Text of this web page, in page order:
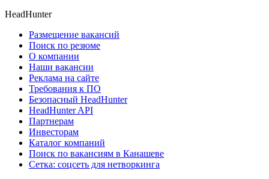
HeadHunter
Размещение вакансий
Поиск по резюме
О компании
Наши вакансии
Реклама на сайте
Требования к ПО
Безопасный HeadHunter
HeadHunter API
Партнерам
Инвесторам
Каталог компаний
Поиск по вакансиям в Канашеве
Сетка: соцсеть для нетворкинга